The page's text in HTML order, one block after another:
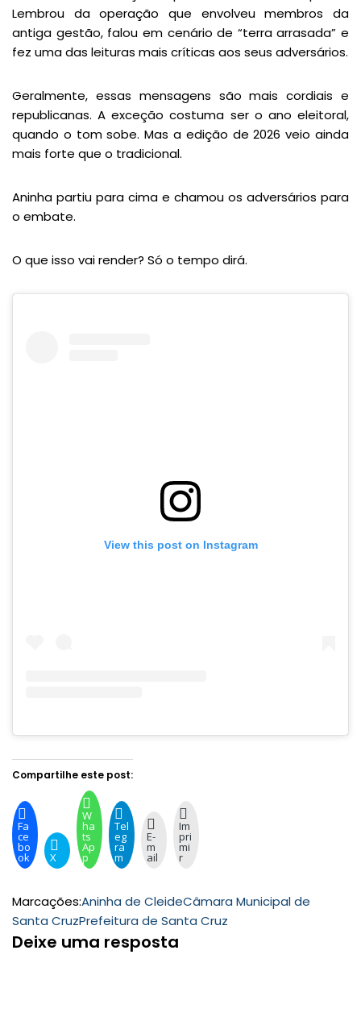
Lembrou da operação que envolveu membros da
antiga gestão, falou em cenário de “terra arrasada” e
fez uma das leituras mais críticas aos seus adversários.
Geralmente, essas mensagens são mais cordiais e
republicanas. A exceção costuma ser o ano eleitoral,
quando o tom sobe. Mas a edição de 2026 veio ainda
mais forte que o tradicional.
Aninha partiu para cima e chamou os adversários para
o embate.
O que isso vai render? Só o tempo dirá.
View this post on Instagram
Compartilhe este post:
Fa
ce
bo
ok X
W
ha
ts
Ap
p
Tel
eg
ra
m
E-
m
ail
Im
pri
mi
r
Marcações:Aninha de CleideCâmara Municipal de
Santa CruzPrefeitura de Santa Cruz
Deixe uma resposta